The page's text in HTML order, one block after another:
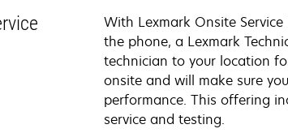
With Lexmark Onsite
the phone, a Lexmark
technician to your location
onsite and will make sure
performance. This offering
service and testing.